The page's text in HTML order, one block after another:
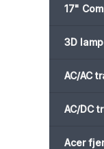
17"
3D
AC/AC
AC/DC
Acer